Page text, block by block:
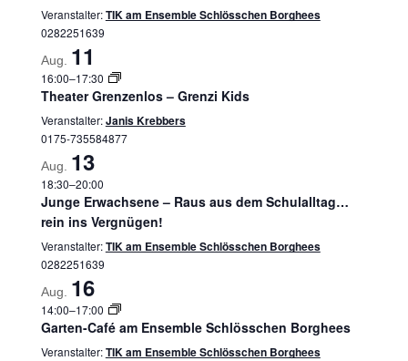
Veranstalter:TIK am Ensemble Schlösschen Borghees
0282251639
Aug. 11
16:00–17:30
Theater Grenzenlos – Grenzi Kids
Veranstalter:Janis Krebbers
0175-735584877
Aug. 13
18:30–20:00
Junge Erwachsene – Raus aus dem Schulalltag…
rein ins Vergnügen!
Veranstalter:TIK am Ensemble Schlösschen Borghees
0282251639
Aug. 16
14:00–17:00
Garten-Café am Ensemble Schlösschen Borghees
Veranstalter:TIK am Ensemble Schlösschen Borghees